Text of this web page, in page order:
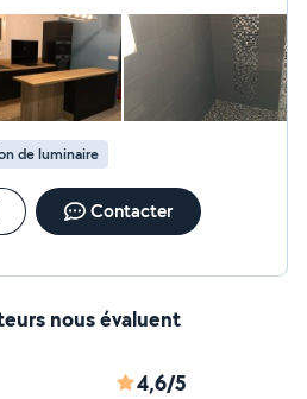
de luminaire
Contacter
nous évaluent
4,6/5